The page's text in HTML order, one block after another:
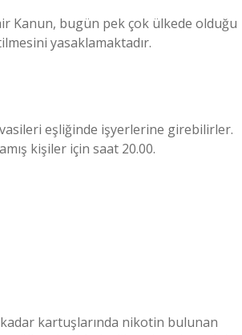
Kanun, bugün pek çok ülkede olduğu
yasaklamaktadır.
vasileri eşliğinde işyerlerine girebilirler.
kişiler için saat 20.00.
kadar kartuşlarında nikotin bulunan